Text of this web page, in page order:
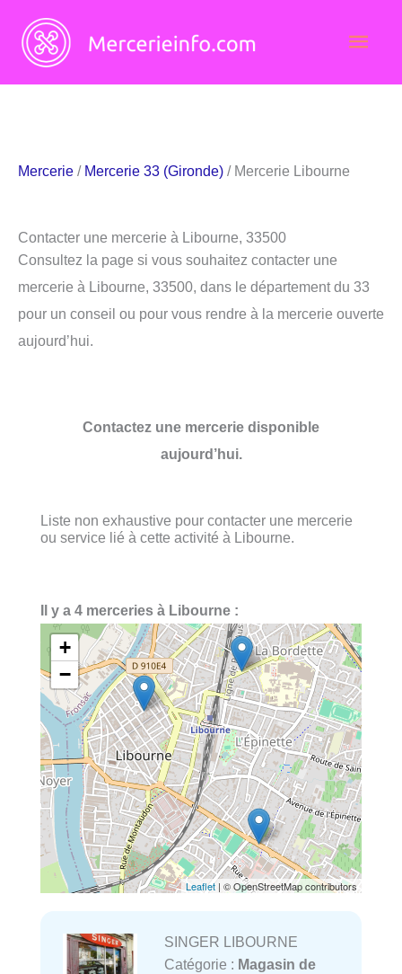
contenu
Mercerie / Mercerie 33 (Gironde) / Mercerie Libourne
Contacter une mercerie à Libourne, 33500
Consultez la page si vous souhaitez contacter une
mercerie à Libourne, 33500, dans le département du 33
pour un conseil ou pour vous rendre à la mercerie ouverte
aujourd’hui.
Contactez une mercerie disponible
aujourd’hui.
Liste non exhaustive pour contacter une mercerie
ou service lié à cette activité à Libourne.
Il y a 4 merceries à Libourne :
+
−
Leaflet | © OpenStreetMap contributors
SINGER LIBOURNE
Catégorie : Magasin de